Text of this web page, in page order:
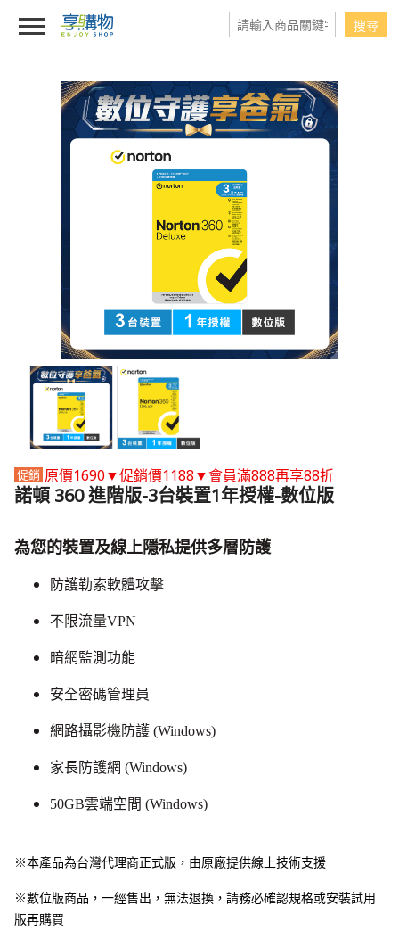
原價1690▼促銷價1188▼會員滿888再享88折
諾頓 360 進階版-3台裝置1年授權-數位版
為您的裝置及線上隱私提供多層防護
防護勒索軟體攻擊
不限流量VPN
暗網監測功能
安全密碼管理員
網路攝影機防護 (Windows)
家長防護網 (Windows)
50GB雲端空間 (Windows)
※本產品為台灣代理商正式版，由原廠提供線上技術支援
※數位版商品，一經售出，無法退換，請務必確認規格或安裝試用
版再購買